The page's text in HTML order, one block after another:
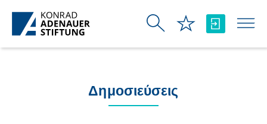
Skip to Main Content
Δημοσιεύσεις